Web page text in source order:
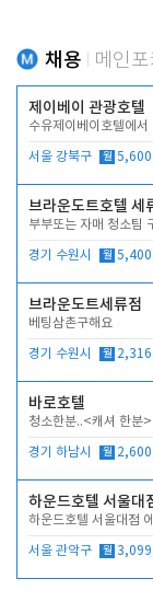
채용 메인
제이베이 관광호텔
수유제이베이호텔에
서울 강북구 월
브라운도트호텔 세
부부또는 자매 청소팀
경기 수원시 월
브라운도트세류점
베팅삼촌구해요
경기 수원시 월
바로호텔
청소한분..<캐셔 한분
경기 하남시 월
하운드호텔 서울대
하운드호텔 서울대점
서울 관악구 월